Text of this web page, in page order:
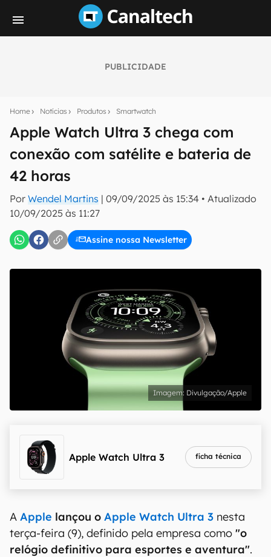
PUBLICIDADE
Home Notícias Produtos Smartwatch
Apple Watch Ultra 3 chega com
conexão com satélite e bateria de
42 horas
Por Wendel Martins | 09/09/2025 às 15:34 • Atualizado
10/09/2025 às 11:27
Assine nossa Newsletter
notícias e reviews sobre tecnologia em primeira
mão.
E-mail
inscreva-se
Confirmo que li, aceito e concordo com os Termos de
Uso e Política de Privacidade do Canaltech.
Divulgação/Apple
Apple Watch Ultra 3 ficha técnica
A Apple lançou o Apple Watch Ultra 3 nesta
terça-feira (9), definido pela empresa como "o
relógio definitivo para esportes e aventura".